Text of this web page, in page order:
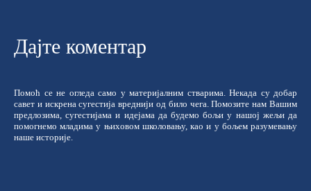
Дајте коментар
Помоћ се не огледа само у материјалним стварима. Некада су добар
савет и искрена сугестија вреднији од било чега. Помозите нам Вашим
предлозима, сугестијама и идејама да будемо бољи у нашој жељи да
помогнемо младима у њиховом школовању, као и у бољем разумевању
наше историје.